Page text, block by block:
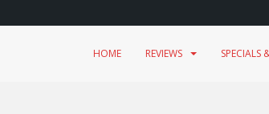
HOME REVIEWS SPECIALS